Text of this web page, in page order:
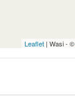
Leaflet | Wasi - ©